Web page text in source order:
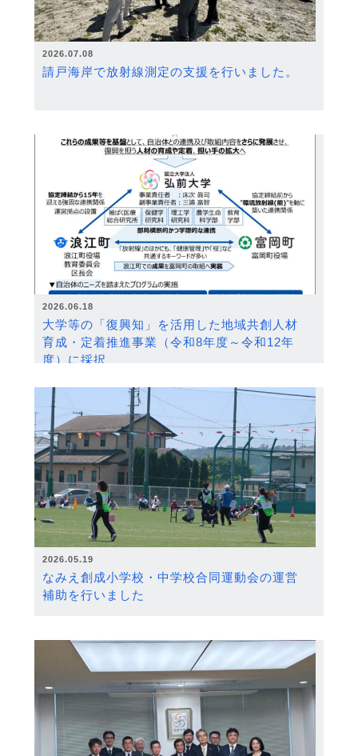
2026.07.08
請戸海岸で放射線測定の支援を行いました。
2026.06.18
大学等の「復興知」を活用した地域共創人材
育成・定着推進事業（令和8年度～令和12年
度）に採択
2026.05.19
なみえ創成小学校・中学校合同運動会の運営
補助を行いました